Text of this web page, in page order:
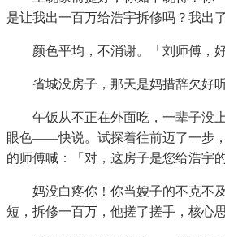
是让我出一百万给浩宇拆修吗？我出
颜色平均，不消谢。「刘师傅，好
省城没房子，那天是妈措辞欠好听
午饭从不正在外面吃，一辈子没上
眼色——快说。试探着往前迈了一步
的师傅喊：「对，这房子是您给浩宇
妈没白疼你！你当嫂子的不克不及
短，拆修一百万，他搓了搓手，核心